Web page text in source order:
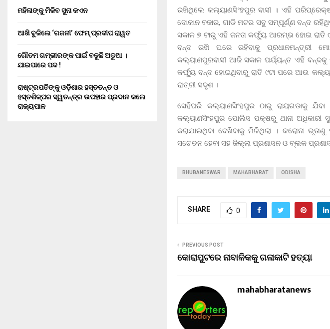
ରଖିଥିଲେ କଲ୍ୟାଣସିଂହପୁର ବାସୀ । ଏହି
ଦୋକାନ ବଜାର, ଗାଡି ମଟର ସବୁ ସମ୍ପୂର୍ଣ୍ଣ ବନ୍ଦ
ସକାଳ ୭ ଟାରୁ ଏହି ଜନତା କର୍ଫ୍ୟୁ ଆରମ୍ଭ ହୋଇ ରାତି
ବନ୍ଦ ରଖି ଘରେ ରହିବାକୁ ପ୍ରଧାନମନ୍ତ୍ରୀ
କଲ୍ୟାଣପୁରବାସୀ ଆଜି ସକାଳ ପର୍ଯ୍ୟନ୍ତ ଏହି ବନ୍ଦକୁ
କର୍ଫ୍ୟୁ ବନ୍ଦ ହୋଇଥିବାରୁ ରାତି ୯ଟା ପରେ ଆଉ
ରାତ୍ରୀ ସଦୃଶ ।
ସେହିପରି କଲ୍ୟାଣସିଂହପୁର ଠାରୁ ରାୟଗଡାକୁ ଯିବା
କଲ୍ୟାଣସିଂହପୁର ପୋଲିସ ପକ୍ଷରୁ ଥାନା ଅଧିକାରୀ
କରାଯାଇଥିବା ଦେଖିବାକୁ ମିଳିଥିଲା । କରୋନା
ସଚେତନ ହେବା ସହ ଜିଲ୍ଲା ପ୍ରଶାସନ ଓ ବ୍ଲକ
BHUBANESWAR MAHABHARAT ODISHA
SHARE 0
PREVIOUS POST
କୋରାପୁଟରେ ନାବାଳିକକୁ ଗଳାକାଟି ହତ୍ୟା
mahabharatanews
ମହିଳାଙ୍କୁ ମିଳିବ ସୁନା କଏନ
ଆଖି ବୁଜିଲେ ‘ଗଜନୀ’ ଫେମ୍ ପ୍ରଦୀପ ରାୱତ
ଗୌତମ ଗମ୍ଭୀରଙ୍କ ପାଇଁ ବଢୁଛି ଅଡୁଆ ।
ଯାଇପାରେ ପଦ !
ରାଷ୍ଟ୍ରପତିଙ୍କୁ ଓଡ଼ିଶାର ହସ୍ତତନ୍ତ ଓ
ହସ୍ତଶିଳ୍ପର ସ୍ୱତନ୍ତ୍ର ଉପହାର ପ୍ରଦାନ କଲେ
ରାଜ୍ୟପାଳ